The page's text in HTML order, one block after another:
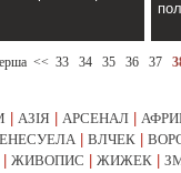
<< 33 34 35 36 37
АЗІЯ АРСЕНАЛ
ВЛЧЕК
ЖИВОПИС ЖИЖЕК